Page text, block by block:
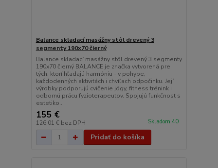
Balance skladací masážny stôl drevený 3
segmenty 190x70 čierný
Balance skladací masážny stôl drevený 3 segmenty
190x70 čierný BALANCE je značka vytvorená pre
tých, ktorí hľadajú harmóniu - v pohybe,
každodenných aktivitách i chvíľach odpočinku. Její
výrobky podporujú cvičenie jógy, fitness trénink i
odbornú prácu fyzioterapeutov. Spojujú funkčnost s
estetiko...
155 €
126,01 € bez DPH Skladom 40
Pridať do košíka